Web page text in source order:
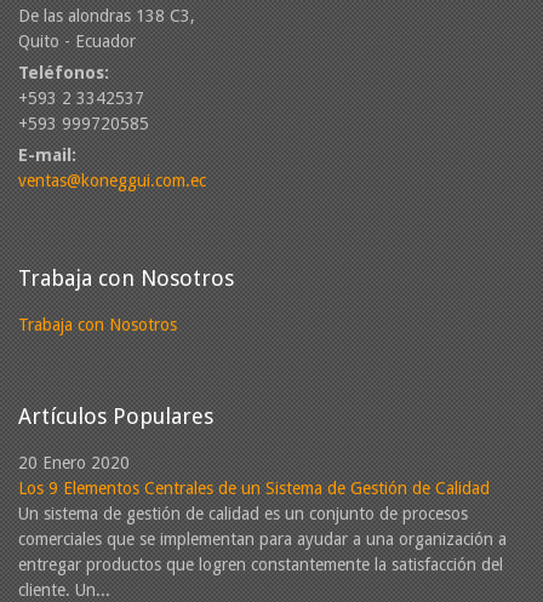
De las alondras 138 C3,
Quito - Ecuador
Teléfonos:
+593 2 3342537
+593 999720585
E-mail:
ventas@koneggui.com.ec
Trabaja con Nosotros
Trabaja con Nosotros
Artículos Populares
20 Enero 2020
Los 9 Elementos Centrales de un Sistema de Gestión de Calidad
Un sistema de gestión de calidad es un conjunto de procesos
comerciales que se implementan para ayudar a una organización a
entregar productos que logren constantemente la satisfacción del
cliente. Un...